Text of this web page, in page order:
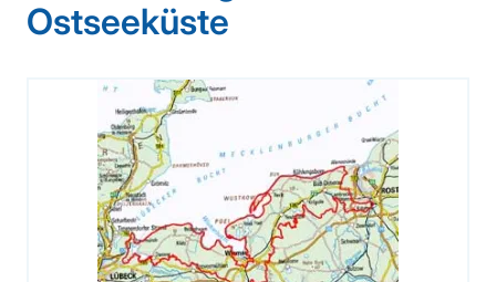
Ostseeküste